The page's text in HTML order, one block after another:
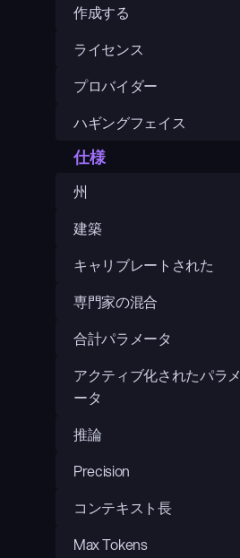
作成する
ライセンス
プロバイダー
ハギングフェイス
仕様
州
建築
キャリブレートされた
専門家の混合
合計パラメータ
アクティブ化されたパラメ
ータ
推論
Precision
コンテキスト長
Max Tokens